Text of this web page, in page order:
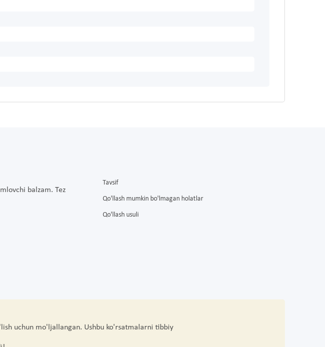
balzam. Tez
Tavsif
Qo'llash mumkin bo'lmagan holatlar
Qo'llash usuli
uchun mo'ljallangan. Ushbu ko'rsatmalarni tibbiy